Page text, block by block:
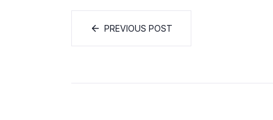
PREVIOUS POST